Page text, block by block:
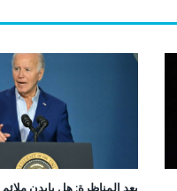
بعد المناظرة: هل بايدن